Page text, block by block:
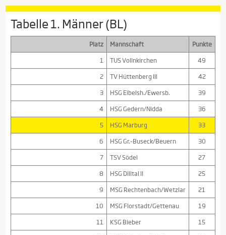
Tabelle 1. Männer (BL)
Platz Mannschaft
Punkte
1
TUS Vollnkirchen
49
2
TV Hüttenberg III
42
3
HSG Eibelsh./Ewersb.
39
4
HSG Gedern/Nidda
36
5
HSG Marburg
33
6
HSG Gr.-Buseck/Beuern
30
7
TSV Södel
27
8
HSG Dilltal II
25
9
MSG Rechtenbach/Wetzlar
21
10
MSG Florstadt/Gettenau
19
11
KSG Bieber
15